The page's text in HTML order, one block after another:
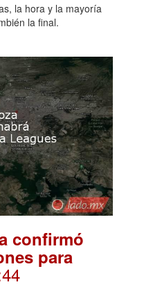
la hora y la mayoría
la final.
confirmó
para